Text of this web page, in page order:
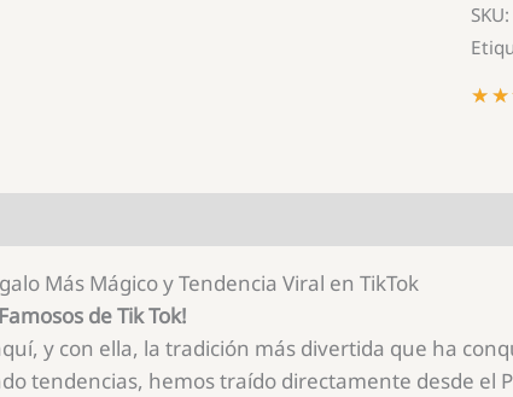
SKU:
Más Mágico y Tendencia Viral en TikTok
de Tik Tok!
y con ella, la tradición más divertida que ha
tendencias, hemos traído directamente desde el